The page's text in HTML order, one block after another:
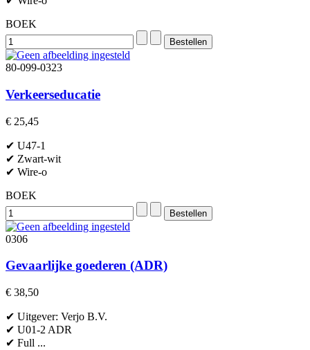
BOEK
80-099-0323
Verkeerseducatie
€ 25,45
✔ U47-1
✔ Zwart-wit
✔ Wire-o
BOEK
0306
Gevaarlijke goederen (ADR)
€ 38,50
✔ Uitgever: Verjo B.V.
✔ U01-2 ADR
✔ Full ...